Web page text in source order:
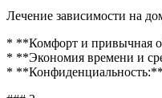
Лечение зависимости на
* **Комфорт и привычная
* **Экономия времени и
* **Конфиденциальность:**